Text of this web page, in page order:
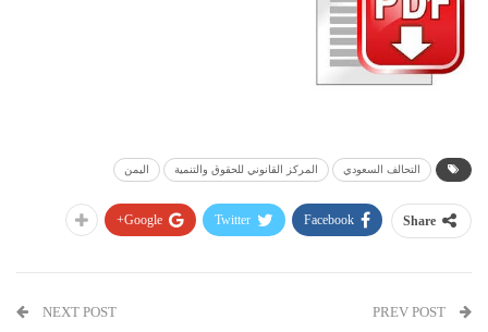
التحالف السعودي المركز القانوني للحقوق والتنمية اليمن
Share
Facebook
Twitter
Google+
NEXT POST